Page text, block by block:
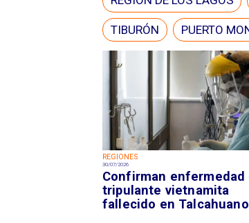
REGIONES
30/07/2026
Confirman enfermedad
tripulante vietnamita
fallecido en Talcahuano
TIBURÓN PUERTO